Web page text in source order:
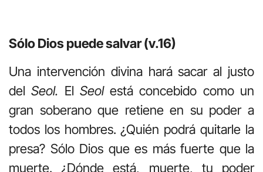
Sólo Dios puede salvar (v.16)
Una intervención divina hará sacar al justo
delSeol. El Seolestá concebido como un
gran soberano que retiene en su poder a
todos los hombres. ¿Quién podrá quitarle la
presa? Sólo Dios que es más fuerte que la
muerte. ¿Dónde está, muerte, tu poder